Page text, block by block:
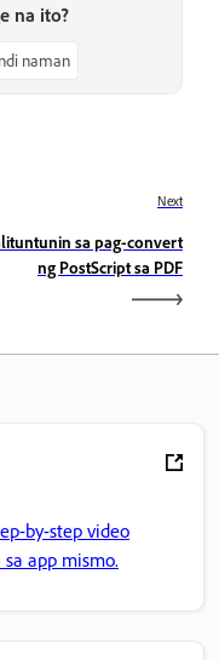
na ito?
naman
Next
sa pag-convert
ng PostScript sa PDF
by-step video
app mismo.